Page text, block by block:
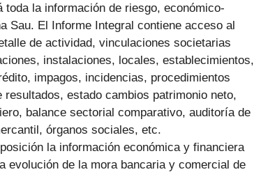
la información de riesgo, económico-
Sau. El Informe Integral contiene acceso al
de actividad, vinculaciones societarias
instalaciones, locales, establecimientos,
impagos, incidencias, procedimientos
estado cambios patrimonio neto,
balance sectorial comparativo, auditoría de
órganos sociales, etc.
la información económica y financiera
evolución de la mora bancaria y comercial de